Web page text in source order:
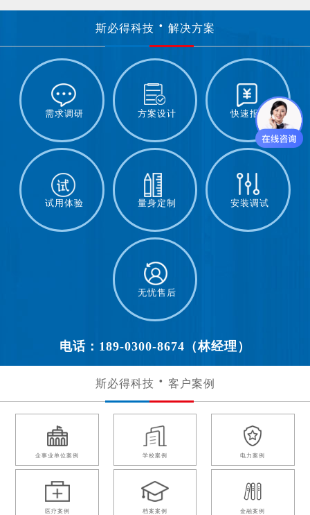
斯必得科技 解决方案
需求调研 方案设计 快速报价
试用体验 量身定制 安装调试
无忧售后
电话：189-0300-8674（林经理）
斯必得科技 客户案例
企事业单位案例 学校案例 电力案例
医疗案例 档案案例 金融案例